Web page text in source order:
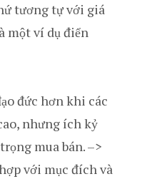
tương tự với giá
một ví dụ điển
đức hơn khi các
nhưng ích kỷ
mua bán. –>
với mục đích và